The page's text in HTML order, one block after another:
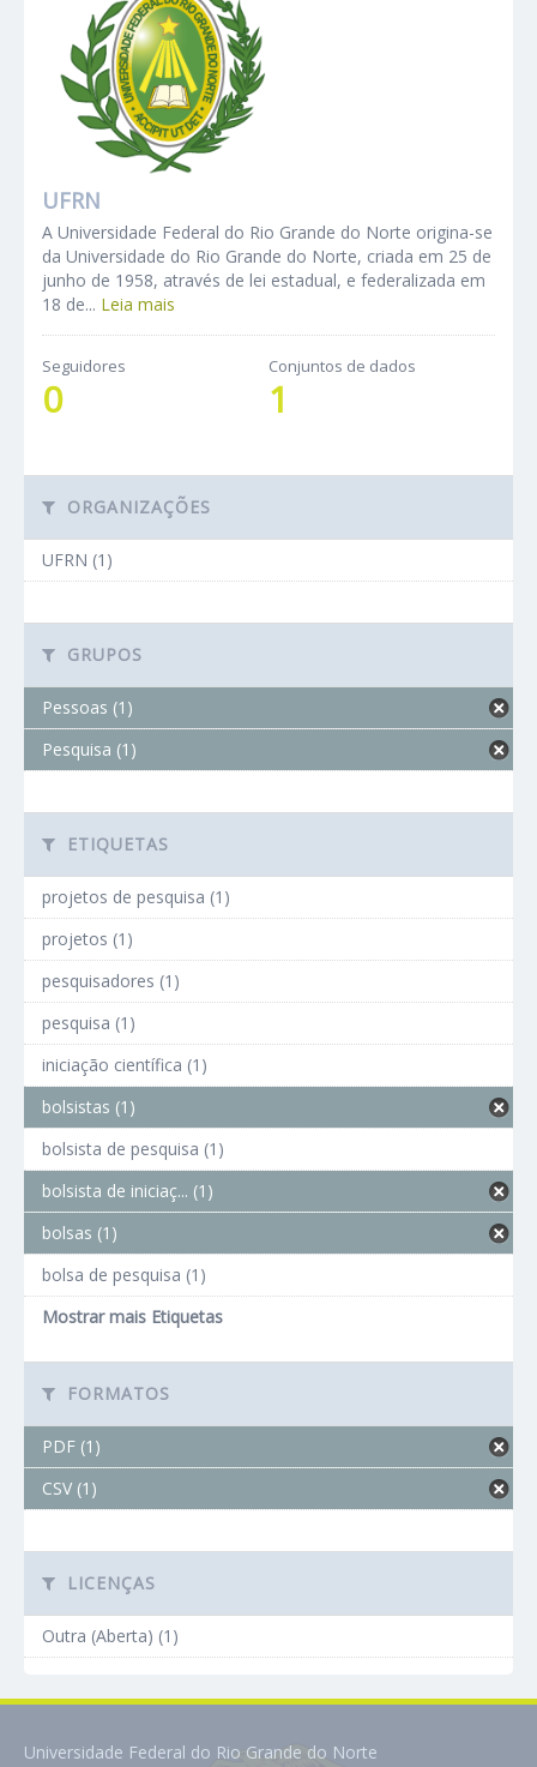
UFRN
A Universidade Federal do Rio Grande do Norte origina-se
da Universidade do Rio Grande do Norte, criada em 25 de
junho de 1958, através de lei estadual, e federalizada em
18 de... Leia mais
Seguidores
0
Conjuntos de dados
1
ORGANIZAÇÕES
UFRN (1)
GRUPOS
Pessoas (1)
Pesquisa (1)
ETIQUETAS
projetos de pesquisa (1)
projetos (1)
pesquisadores (1)
pesquisa (1)
iniciação científica (1)
bolsistas (1)
bolsista de pesquisa (1)
bolsista de iniciaç... (1)
bolsas (1)
bolsa de pesquisa (1)
Mostrar mais Etiquetas
FORMATOS
PDF (1)
CSV (1)
LICENÇAS
Outra (Aberta) (1)
Universidade Federal do Rio Grande do Norte